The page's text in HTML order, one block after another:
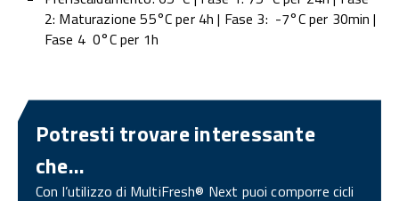
2: Maturazione 55°C per 4h | Fase 3: -7°C per 30min |
Fase 4 0°C per 1h
Potresti trovare interessante
che...
Con l’utilizzo di MultiFresh® Next puoi comporre cicli